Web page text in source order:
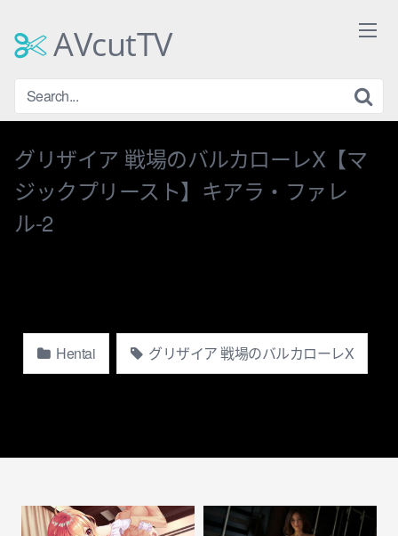
contentAVcutTV
グリザイア 戦場のバルカローレX【マ
ジックプリースト】キアラ・ファレ
ル-2
Hentai グリザイア 戦場のバルカローレX